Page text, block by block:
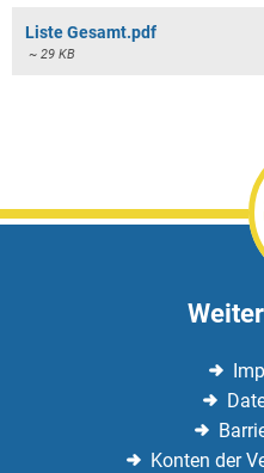
Liste Gesamt.pdf
~ 29 KB
Konten der